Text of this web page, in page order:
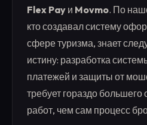
Flex Pay и Movmo. По
кто создавал систему
сфере туризма, знает
истину: разработка
платежей и защиты от
требует гораздо
работ, чем сам процесс